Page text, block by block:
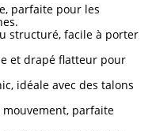
parfaite pour les
structuré, facile à porter
et drapé flatteur pour
idéale avec des talons
parfaite